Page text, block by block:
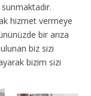
hizmet vermeye
bir arıza
biz sizi
bizim sizi